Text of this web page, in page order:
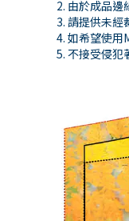
由於成品邊
請提供未經
如希望使用
不接受侵犯